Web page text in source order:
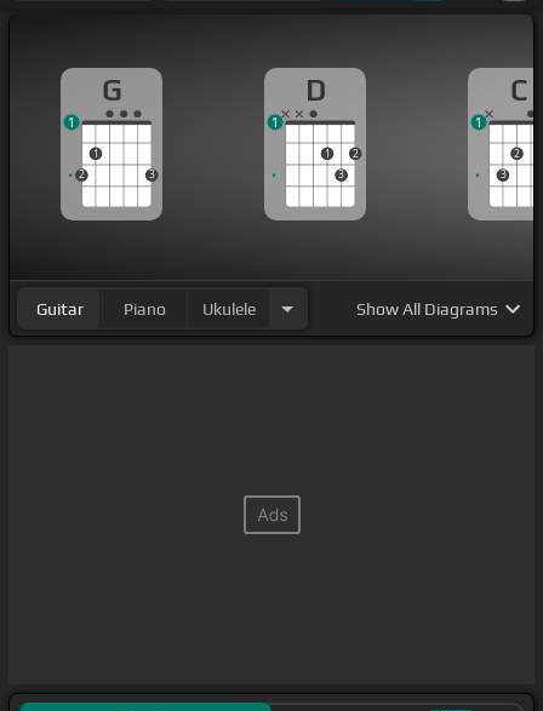
aprendí, puedo volar Puedo ser fuerte si me
[Am] reír, puedo llorar Pero si
todo puede[D]
G
2
1
3
1
D
1
3
2
1
C
3
2
1
Guitar Piano Ukulele ShowAll Diagrams